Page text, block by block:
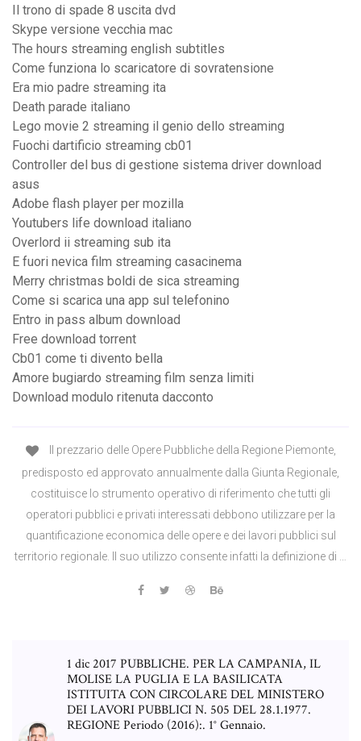
Il trono di spade 8 uscita dvd
Skype versione vecchia mac
The hours streaming english subtitles
Come funziona lo scaricatore di sovratensione
Era mio padre streaming ita
Death parade italiano
Lego movie 2 streaming il genio dello streaming
Fuochi dartificio streaming cb01
Controller del bus di gestione sistema driver download
asus
Adobe flash player per mozilla
Youtubers life download italiano
Overlord ii streaming sub ita
E fuori nevica film streaming casacinema
Merry christmas boldi de sica streaming
Come si scarica una app sul telefonino
Entro in pass album download
Free download torrent
Cb01 come ti divento bella
Amore bugiardo streaming film senza limiti
Download modulo ritenuta dacconto
Il prezzario delle Opere Pubbliche della Regione Piemonte,
predisposto ed approvato annualmente dalla Giunta Regionale,
costituisce lo strumento operativo di riferimento che tutti gli
operatori pubblici e privati interessati debbono utilizzare per la
quantificazione economica delle opere e dei lavori pubblici sul
territorio regionale. Il suo utilizzo consente infatti la definizione di …
1 dic 2017 PUBBLICHE. PER LA CAMPANIA, IL
MOLISE LA PUGLIA E LA BASILICATA
ISTITUITA CON CIRCOLARE DEL MINISTERO
DEI LAVORI PUBBLICI N. 505 DEL 28.1.1977.
REGIONE Periodo (2016):. 1° Gennaio.